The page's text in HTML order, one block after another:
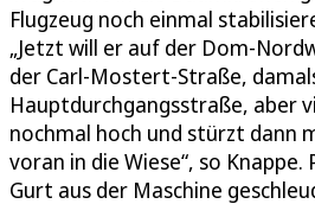
Flugzeug noch einmal
„Jetzt will er auf der Dom-
der Carl-Mostert-Straße,
Hauptdurchgangsstraße, aber
nochmal hoch und stürzt dann
voran in die Wiese“, so
Gurt aus der Maschine